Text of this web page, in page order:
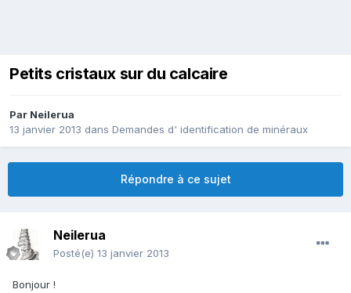
Petits cristaux sur du calcaire
Par Neilerua
13 janvier 2013 dans Demandes d' identification de minéraux
Répondre à ce sujet
Neilerua
Posté(e) 13 janvier 2013
Bonjour !